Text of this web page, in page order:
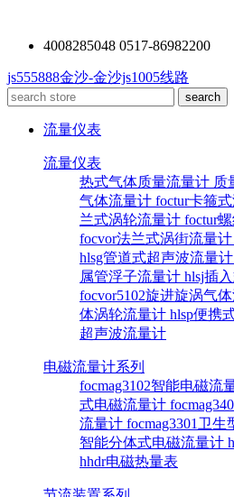
4008285048 0517-86982200
js555888金沙-金沙js1005线路
流量仪表
流量仪表
热式气体质量流量计 质
气体流量计 foctur卡箍
兰式涡轮流量计 foctur
focvor法兰式涡街流量计
hlsg管道式超声波流量计
属管浮子流量计 hlsj插
focvor5102旋进旋涡气
体涡轮流量计 hlsp便携
超声波流量计
电磁流量计系列
focmag3102智能电磁流
式电磁流量计
流量计 focmag3301卫
智能分体式电磁流量计
hhdr电磁热量表